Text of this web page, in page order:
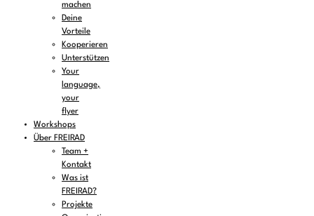
machen
Deine
Vorteile
Kooperieren
Unterstützen
Your
language,
your
flyer
Workshops
Über FREIRAD
Team +
Kontakt
Was ist
FREIRAD?
Projekte